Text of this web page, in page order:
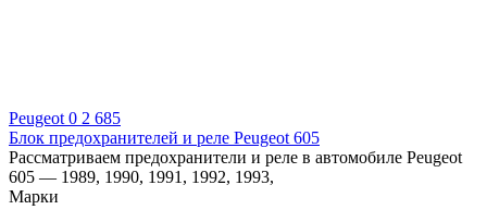
Peugeot 0 2 685
Блок предохранителей и реле Peugeot 605
Рассматриваем предохранители и реле в автомобиле Peugeot
605 — 1989, 1990, 1991, 1992, 1993,
Марки